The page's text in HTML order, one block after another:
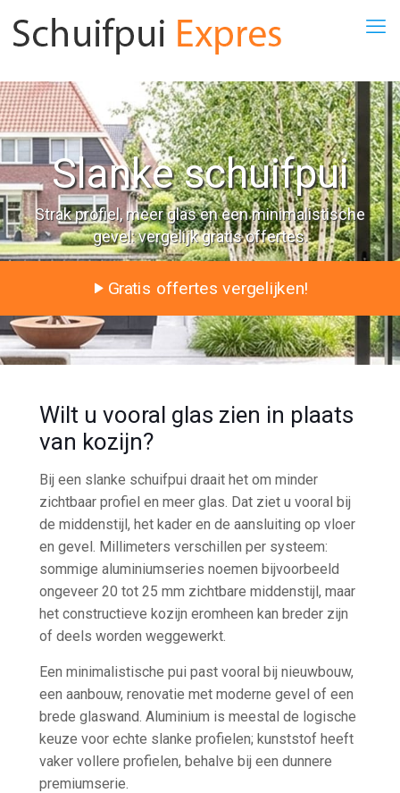
Slanke schuifpui
Strak profiel, meer glas en een minimalistische
gevel: vergelijk gratis offertes.
Gratis offertes vergelijken!
Wilt u vooral glas zien in plaats
van kozijn?
Bij een slanke schuifpui draait het om minder
zichtbaar profiel en meer glas. Dat ziet u vooral bij
de middenstijl, het kader en de aansluiting op vloer
en gevel. Millimeters verschillen per systeem:
sommige aluminiumseries noemen bijvoorbeeld
ongeveer 20 tot 25 mm zichtbare middenstijl, maar
het constructieve kozijn eromheen kan breder zijn
of deels worden weggewerkt.
Een minimalistische pui past vooral bij nieuwbouw,
een aanbouw, renovatie met moderne gevel of een
brede glaswand. Aluminium is meestal de logische
keuze voor echte slanke profielen; kunststof heeft
vaker vollere profielen, behalve bij een dunnere
premiumserie.